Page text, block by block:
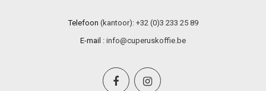
Telefoon (kantoor): +32 (0)3 233 25 89
E-mail : info@cuperuskoffie.be